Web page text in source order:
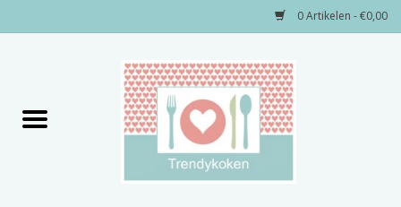
0 Artikelen - €0,00